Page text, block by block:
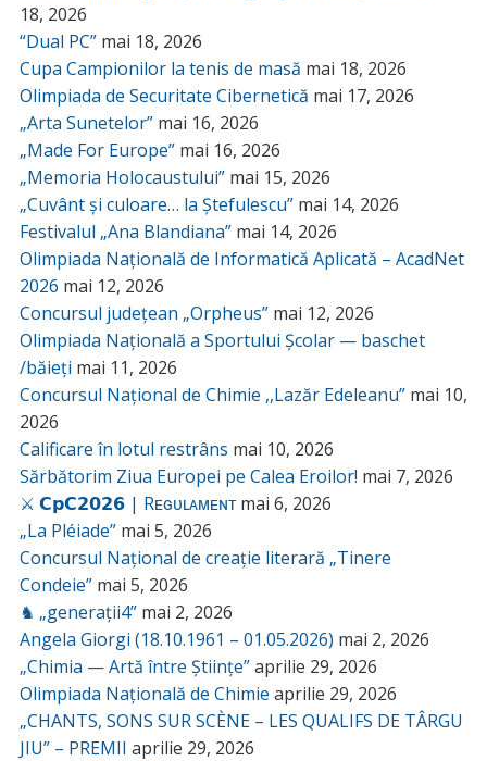
18, 2026
“Dual PC” mai 18, 2026
Cupa Campionilor la tenis de masă mai 18, 2026
Olimpiada de Securitate Cibernetică mai 17, 2026
„Arta Sunetelor” mai 16, 2026
„Made For Europe” mai 16, 2026
„Memoria Holocaustului” mai 15, 2026
„Cuvânt și culoare… la Ștefulescu” mai 14, 2026
Festivalul „Ana Blandiana” mai 14, 2026
Olimpiada Națională de Informatică Aplicată – AcadNet
2026 mai 12, 2026
Concursul județean „Orpheus” mai 12, 2026
Olimpiada Națională a Sportului Școlar — baschet
/băieți mai 11, 2026
Concursul Național de Chimie ,,Lazăr Edeleanu” mai 10,
2026
Calificare în lotul restrâns mai 10, 2026
Sărbătorim Ziua Europei pe Calea Eroilor! mai 7, 2026
⚔️ 𝗖𝗽𝗖𝟮𝟬𝟮𝟲 | Rᴇɢᴜʟᴀᴍᴇɴᴛ mai 6, 2026
„La Pléiade” mai 5, 2026
Concursul Național de creație literară „Tinere
Condeie” mai 5, 2026
♞ „generații4” mai 2, 2026
Angela Giorgi (18.10.1961 – 01.05.2026) mai 2, 2026
„Chimia — Artă între Științe”aprilie 29, 2026
Olimpiada Națională de Chimie aprilie 29, 2026
„CHANTS, SONS SUR SCÈNE – LES QUALIFS DE TÂRGU
JIU” – PREMII aprilie 29, 2026